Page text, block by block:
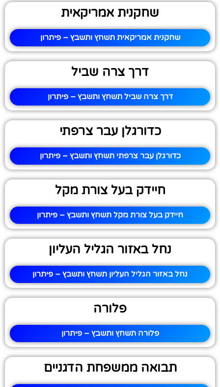
שחקנית אמריקאית
שחקנית אמריקאית תשחץ ותשבץ – פיתרון
דרך צרה שביל
דרך צרה שביל תשחץ ותשבץ – פיתרון
כדורגלן עבר צרפתי
כדורגלן עבר צרפתי תשחץ ותשבץ – פיתרון
חיידק בעל צורת מקל
חיידק בעל צורת מקל תשחץ ותשבץ – פיתרון
נחל באזור הגליל העליון
נחל באזור הגליל העליון תשחץ ותשבץ – פיתרון
פלורה
פלורה תשחץ ותשבץ – פיתרון
תבואה ממשפחת הדגניים